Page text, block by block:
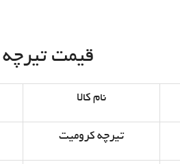
قیمت تیرچه
نام کالا
تیرچه کرومیت